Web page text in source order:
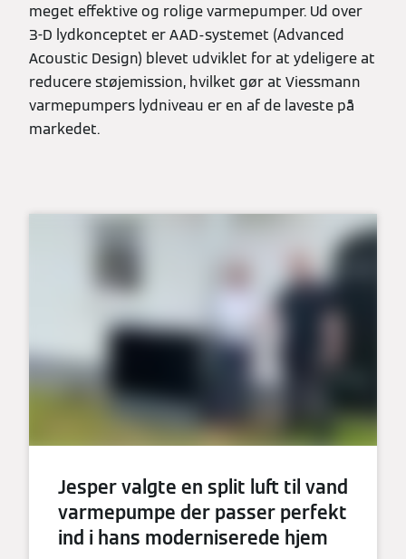
meget effektive og rolige varmepumper. Ud over
3-D lydkonceptet er AAD-systemet (Advanced
Acoustic Design) blevet udviklet for at ydeligere at
reducere støjemission, hvilket gør at Viessmann
varmepumpers lydniveau er en af de laveste på
markedet.
Jesper valgte en split luft til vand
varmepumpe der passer perfekt
ind i hans moderniserede hjem